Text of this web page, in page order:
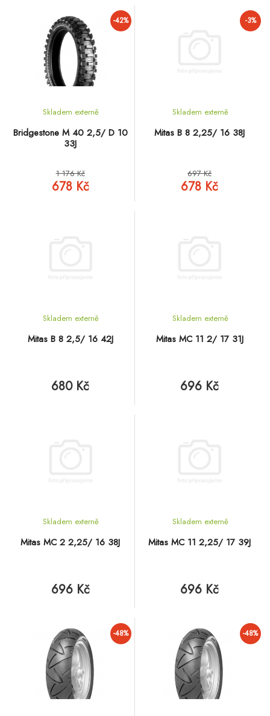
-42%
Bridgestone M 40 2,5/ D 10
33J
Skladem externě
1 176 Kč
678 Kč
-3%
Mitas B 8 2,25/ 16 38J
Skladem externě
697 Kč
678 Kč
Mitas B 8 2,5/ 16 42J
Skladem externě
680 Kč
Mitas MC 11 2/ 17 31J
Skladem externě
696 Kč
Mitas MC 2 2,25/ 16 38J
Skladem externě
696 Kč
Mitas MC 11 2,25/ 17 39J
Skladem externě
696 Kč
-48% -48%